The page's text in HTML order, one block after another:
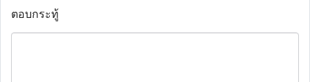
ตอบกระทู้